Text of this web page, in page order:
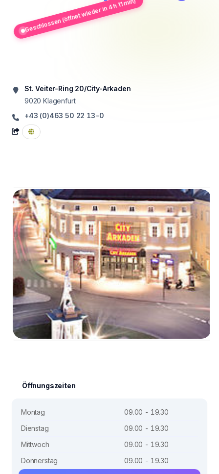
Geschlossen (öffnet wieder in 4 h 11 min)
St. Veiter-Ring 20/City-Arkaden
9020 Klagenfurt
+43 (0)463 50 22 13-0
Öffnungszeiten
Montag
09.00 - 19.30
Dienstag
09.00 - 19.30
Mittwoch
09.00 - 19.30
Donnerstag
09.00 - 19.30